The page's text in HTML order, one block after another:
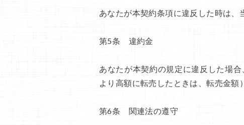
あなたが本契約条項に違反した時は
第5条 違約金
あなたが本契約の規定に違反した場
より高額に転売したときは、転売金額
第6条 関連法の遵守